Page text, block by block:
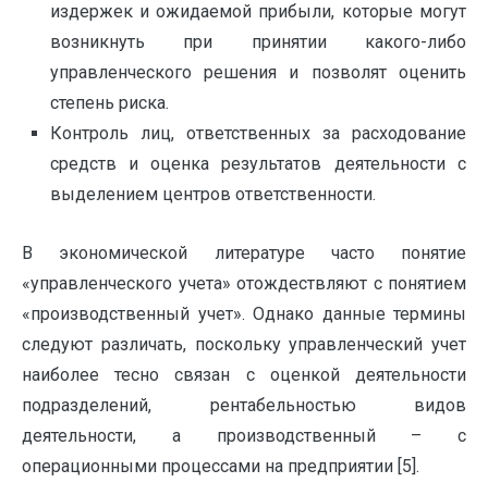
издержек и ожидаемой прибыли, которые могут
возникнуть при принятии какого-либо
управленческого решения и позволят оценить
степень риска.
Контроль лиц, ответственных за расходование
средств и оценка результатов деятельности с
выделением центров ответственности.
В экономической литературе часто понятие
«управленческого учета» отождествляют с понятием
«производственный учет». Однако данные термины
следуют различать, поскольку управленческий учет
наиболее тесно связан с оценкой деятельности
подразделений, рентабельностью видов
деятельности, а производственный – с
операционными процессами на предприятии [5].